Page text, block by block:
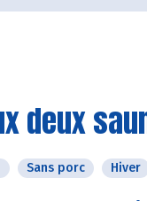
deux
Sans porc Hiver